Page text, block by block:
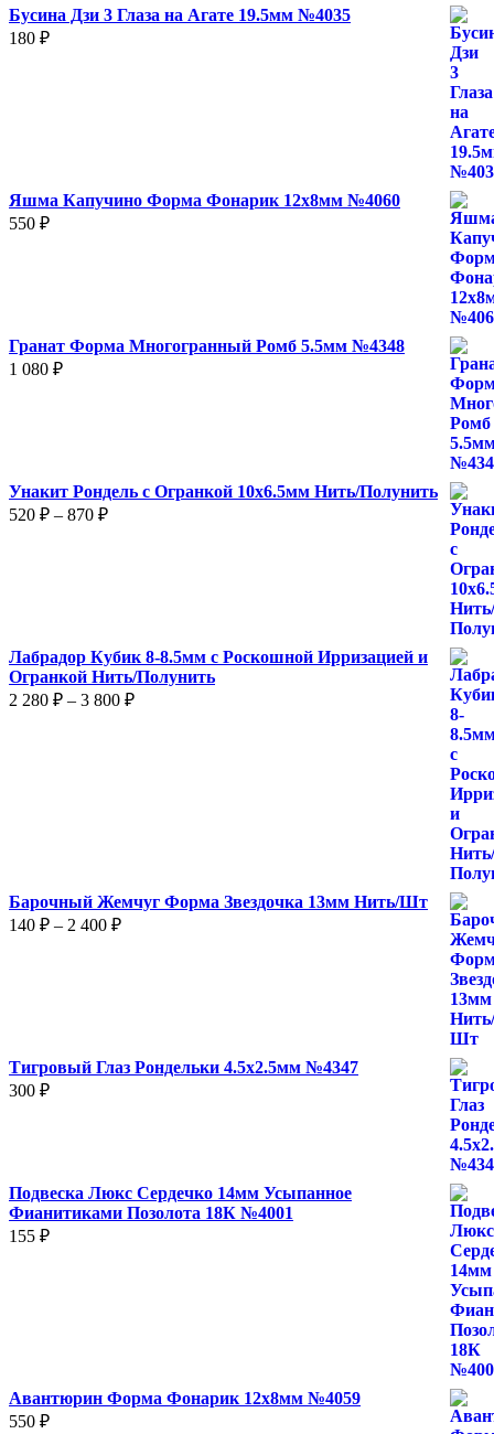
Бусина Дзи 3 Глаза на Агате 19.5мм №4035
180 ₽
Яшма Капучино Форма Фонарик 12x8мм №4060
550 ₽
Гранат Форма Многогранный Ромб 5.5мм №4348
1 080 ₽
Унакит Рондель с Огранкой 10х6.5мм Нить/Полунить
520 ₽ – 870 ₽Диапазон
Лабрадор Кубик 8-8.5мм с Роскошной Ирризацией и
Огранкой Нить/Полунить
2 280 ₽ – 3 800 ₽Диапазон
Барочный Жемчуг Форма Звездочка 13мм Нить/Шт
140 ₽ – 2 400 ₽Диапазон
Тигровый Глаз Рондельки 4.5х2.5мм №4347
300 ₽
Подвеска Люкс Сердечко 14мм Усыпанное
Фианитиками Позолота 18К №4001
155 ₽
Авантюрин Форма Фонарик 12x8мм №4059
550 ₽